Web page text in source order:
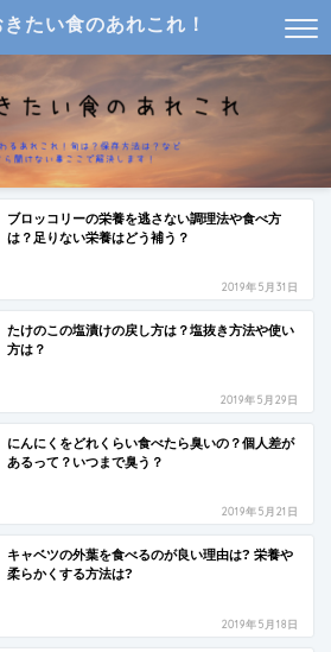
たい食のあれこれ！
ブロッコリーの栄養を逃さない調理法や食べ方
は？足りない栄養はどう補う？
2019年5月31日
たけのこの塩漬けの戻し方は？塩抜き方法や使い
方は？
2019年5月29日
にんにくをどれくらい食べたら臭いの？個人差が
あるって？いつまで臭う？
2019年5月21日
キャベツの外葉を食べるのが良い理由は? 栄養や
柔らかくする方法は?
2019年5月18日